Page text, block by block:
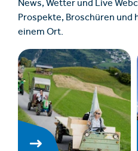
News, Wetter und Live
Prospekte, Broschüren und
einem Ort.